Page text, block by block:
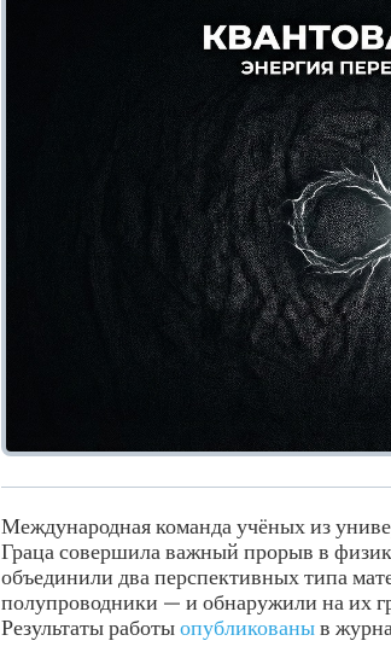
Международная команда учёных из
Граца совершила важный прорыв в
объединили два перспективных типа
полупроводники — и обнаружили на их
Результаты работыопубликованыв